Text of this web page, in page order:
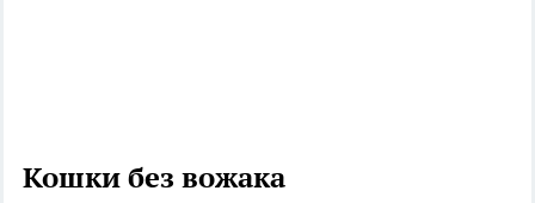
Кошки без вожака